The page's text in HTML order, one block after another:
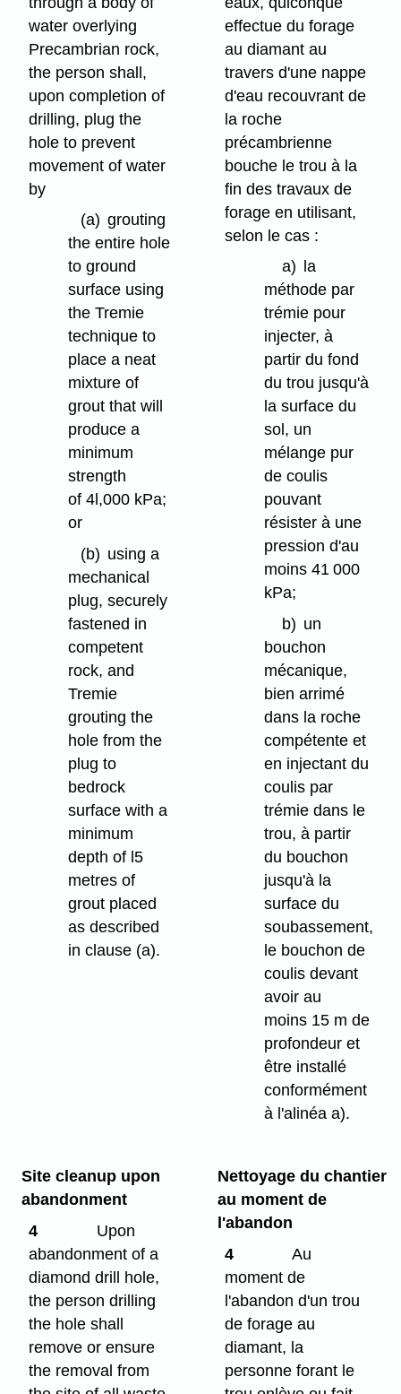
water overlying
Precambrian rock,
the person shall,
upon completion of
drilling, plug the
hole to prevent
movement of water
by
(a) grouting
the entire hole
to ground
surface using
the Tremie
technique to
place a neat
mixture of
grout that will
produce a
minimum
strength
of 4l,000 kPa;
or
(b) using a
mechanical
plug, securely
fastened in
competent
rock, and
Tremie
grouting the
hole from the
plug to
bedrock
surface with a
minimum
depth of l5
metres of
grout placed
as described
in clause (a).
effectue du forage
au diamant au
travers d'une nappe
d'eau recouvrant de
la roche
précambrienne
bouche le trou à la
fin des travaux de
forage en utilisant,
selon le cas :
a)
la
méthode par
trémie pour
injecter, à
partir du fond
du trou jusqu'à
la surface du
sol, un
mélange pur
de coulis
pouvant
résister à une
pression d'au
moins 41 000
kPa;
b) un
bouchon
mécanique,
bien arrimé
dans la roche
compétente et
en injectant du
coulis par
trémie dans le
trou, à partir
du bouchon
jusqu'à la
surface du
soubassement,
le bouchon de
coulis devant
avoir au
moins 15 m de
profondeur et
être installé
conformément
à l'alinéa a).
Site cleanup upon
abandonment
4
Upon
abandonment of a
diamond drill hole,
the person drilling
the hole shall
remove or ensure
the removal from
Nettoyage du chantier
au moment de
l'abandon
4
Au
moment de
l'abandon d'un trou
de forage au
diamant, la
personne forant le